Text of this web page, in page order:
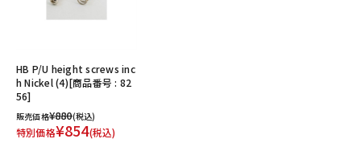
HB P/U height screws inc
h Nickel (4)[商品番号 : 82
56]
販売価格¥880(税込)
特別価格¥854(税込)